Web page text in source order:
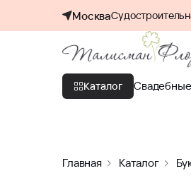
Москва
Каталог
Главная Каталог